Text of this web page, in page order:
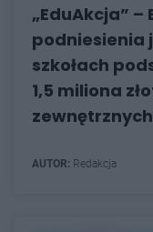
„EduAkcja”
podniesienia
szkołach
1,5 miliona
zewnętrznych
AUTOR: Redakcja